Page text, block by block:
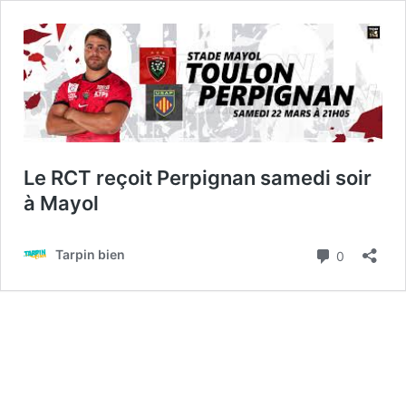
Le RCT reçoit Perpignan samedi soir
à Mayol
Tarpin bien 0